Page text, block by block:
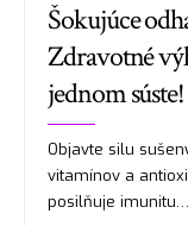
Šokujúce
Zdravotné
jednom súste!
Objavte silu
vitamínov a
posilňuje imunitu…